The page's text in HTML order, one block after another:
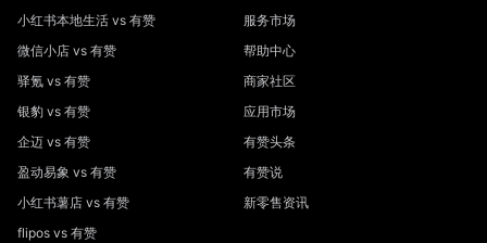
小红书本地生活 vs 有赞
微信小店 vs 有赞
驿氪 vs 有赞
银豹 vs 有赞
企迈 vs 有赞
盈动易象 vs 有赞
小红书薯店 vs 有赞
flipos vs 有赞
服务市场
帮助中心
商家社区
应用市场
有赞头条
有赞说
新零售资讯